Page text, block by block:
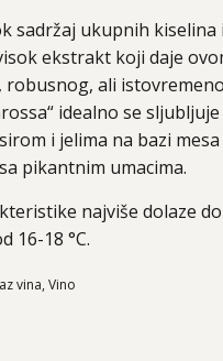
sadržaj ukupnih
ekstrakt koji daje
robusnog, ali
idealno se
i jelima na bazi
pikantnim umacima.
najviše dolaze
16-18 °C.
vina,Vino